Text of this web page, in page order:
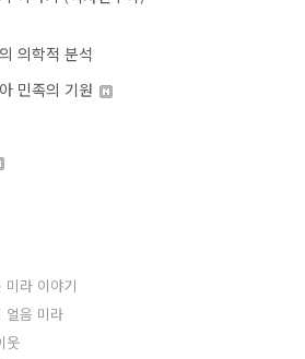
의학적 분석
민족의 기원
미라 이야기
얼음 미라
웃